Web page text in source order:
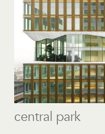
central park